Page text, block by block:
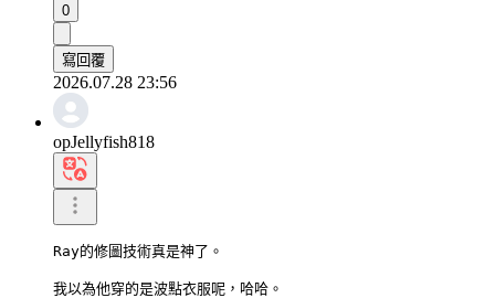
0
寫回覆
2026.07.28 23:56
opJellyfish818
Ray的修圖技術真是神了。
我以為他穿的是波點衣服呢，哈哈。